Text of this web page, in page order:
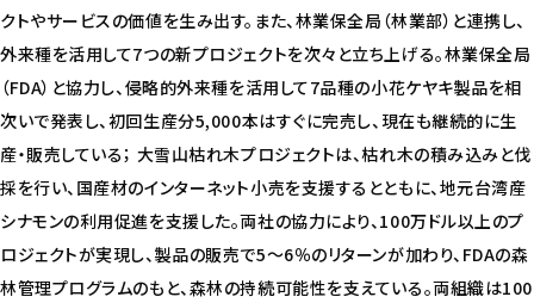
クトやサービスの価値を生み出す。また、林業保全局（林業部）と連携し、
外来種を活用して7つの新プロジェクトを次々と立ち上げる。林業保全局
（FDA）と協力し、侵略的外来種を活用して7品種の小花ケヤキ製品を相
次いで発表し、初回生産分5,000本はすぐに完売し、現在も継続的に生
産・販売している； 大雪山枯れ木プロジェクトは、枯れ木の積み込みと伐
採を行い、国産材のインターネット小売を支援するとともに、地元台湾産
シナモンの利用促進を支援した。両社の協力により、100万ドル以上のプ
ロジェクトが実現し、製品の販売で5～6％のリターンが加わり、FDAの森
林管理プログラムのもと、森林の持続可能性を支えている。両組織は100